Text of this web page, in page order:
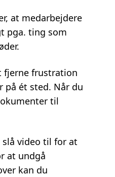
at medarbejdere
pga. ting som
fjerne frustration
ét sted. Når du
til
video til for at
at undgå
kan du